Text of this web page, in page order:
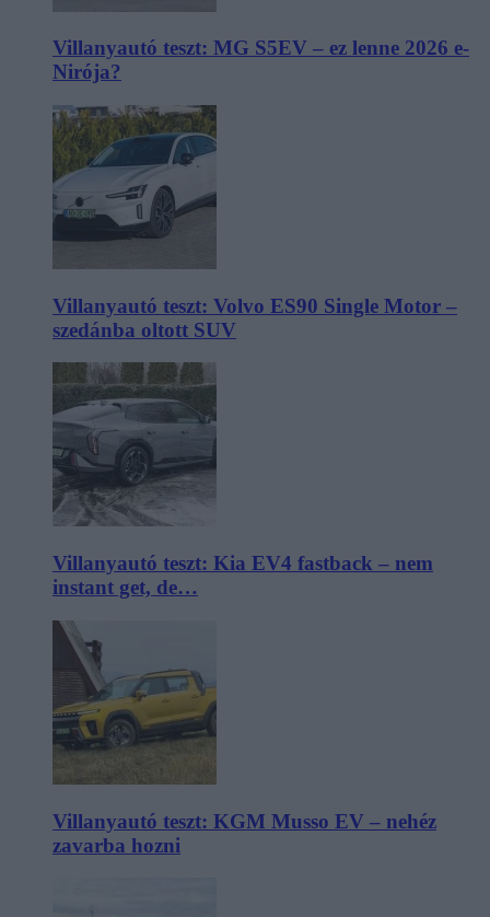
Villanyautó teszt: MG S5EV – ez lenne 2026 e-
Nirója?
Villanyautó teszt: Volvo ES90 Single Motor –
szedánba oltott SUV
Villanyautó teszt: Kia EV4 fastback – nem
instant get, de…
Villanyautó teszt: KGM Musso EV – nehéz
zavarba hozni